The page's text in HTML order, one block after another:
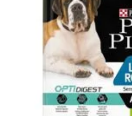
eshop@veterix.cz